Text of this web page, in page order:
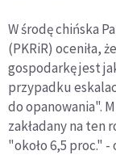
W środę chińska
(PKRiR) oceniła,
gospodarkę jest
przypadku
do opanowania".
zakładany na ten
"około 6,5 proc." -